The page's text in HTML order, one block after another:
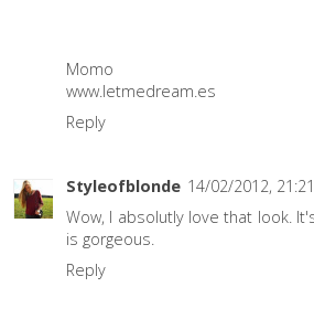
Momo
www.letmedream.es
Reply
Styleofblonde 14/02/2012, 21:21
Wow, I absolutly love that look.
is gorgeous.
Reply